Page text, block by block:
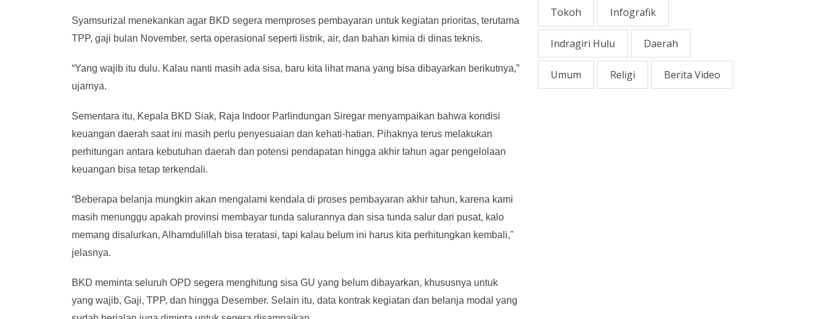
Syamsurizal menekankan agar BKD segera memproses pembayaran untuk kegiatan prioritas, terutama
TPP, gaji bulan November, serta operasional seperti listrik, air, dan bahan kimia di dinas teknis.
“Yang wajib itu dulu. Kalau nanti masih ada sisa, baru kita lihat mana yang bisa dibayarkan berikutnya,”
ujarnya.
Sementara itu, Kepala BKD Siak, Raja Indoor Parlindungan Siregar menyampaikan bahwa kondisi
keuangan daerah saat ini masih perlu penyesuaian dan kehati-hatian. Pihaknya terus melakukan
perhitungan antara kebutuhan daerah dan potensi pendapatan hingga akhir tahun agar pengelolaan
keuangan bisa tetap terkendali.
“Beberapa belanja mungkin akan mengalami kendala di proses pembayaran akhir tahun, karena kami
masih menunggu apakah provinsi membayar tunda salurannya dan sisa tunda salur dari pusat, kalo
memang disalurkan, Alhamdulillah bisa teratasi, tapi kalau belum ini harus kita perhitungkan kembali,"
jelasnya.
BKD meminta seluruh OPD segera menghitung sisa GU yang belum dibayarkan, khususnya untuk
yang wajib, Gaji, TPP, dan hingga Desember. Selain itu, data kontrak kegiatan dan belanja modal yang
Tokoh Infografik
Indragiri Hulu Daerah
Umum Religi Berita Video